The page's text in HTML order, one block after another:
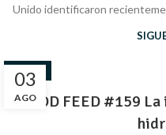
Unido identificaron
03
AGO
SALUD
GOOD FEED #159